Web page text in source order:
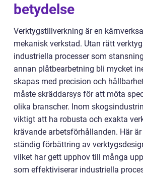
betydelse
Verktygstillverkning är en
mekanisk verkstad. Utan rätt
industriella processer som
annan plåtbearbetning bli mycket
skapas med precision och
måste skräddarsys för att möta
olika branscher. Inom
viktigt att ha robusta och exakta
krävande arbetsförhållanden. Här
ständig förbättring av
vilket har gett upphov till många
som effektiviserar industriella